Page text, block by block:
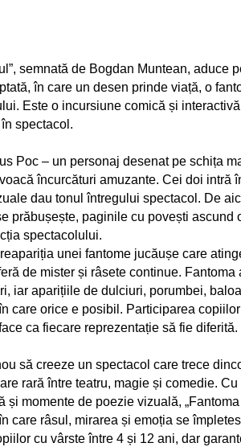
semnată de Bogdan Muntean, aduce
în care un desen prinde viață, o
Este o incursiune comică și
spectacol.
Poc – un personaj desenat pe schița
încurcături amuzante. Cei doi intră
dau tonul întregului spectacol. De
prăbușește, paginile cu povești ascund
spectacolului.
unei fantome jucăușe care
de mister și râsete continue. Fantoma
iar aparițiile de dulciuri, porumbei,
care orice e posibil. Participarea
ca fiecare reprezentație să fie diferită.
să creeze un spectacol care trece
rară între teatru, magie și comedie.
și momente de poezie vizuală,
care râsul, mirarea și emoția se
cu vârste între 4 și 12 ani, dar